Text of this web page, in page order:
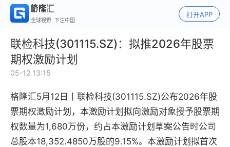
全球视野, 下注中国
打开APP
联检科技(301115.SZ)：拟推2026年股票
期权激励计划
05-12 13:15
格隆汇5月12日丨 联检科技(301115.SZ)公布2026年股
票期权激励计划 ， 本激励计划拟向激励对象授予股票期
权数量为1,680万份，约占本激励计划草案公告时公司
总股本18,352.4850万股的9.15%。 本激励计划拟首次